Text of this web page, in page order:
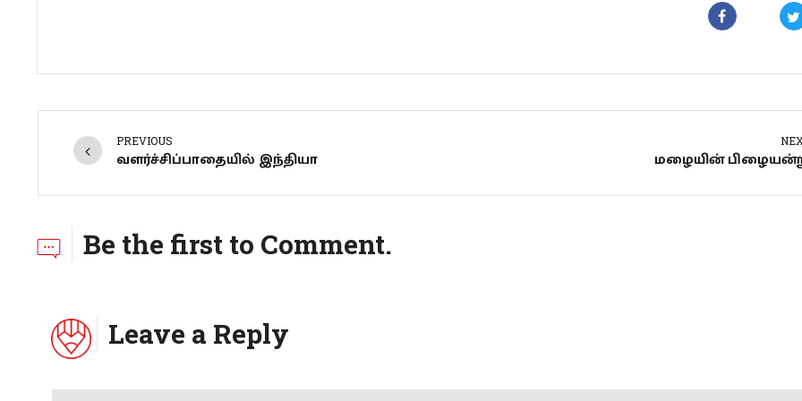
PREVIOUS
வளர்ச்சிப்பாதையில் இந்தியா மழையின்
Be the first to Comment.
Leave a Reply